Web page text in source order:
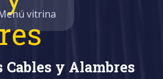
vitrina
Cables y Alambres